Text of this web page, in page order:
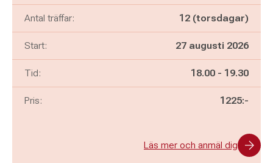
Antal träffar: 12 (torsdagar)
Start: 27 augusti 2026
Tid: Pågår mellan
18.00 - och
19.30
Pris: 1225:-
Läs mer och anmäl dig